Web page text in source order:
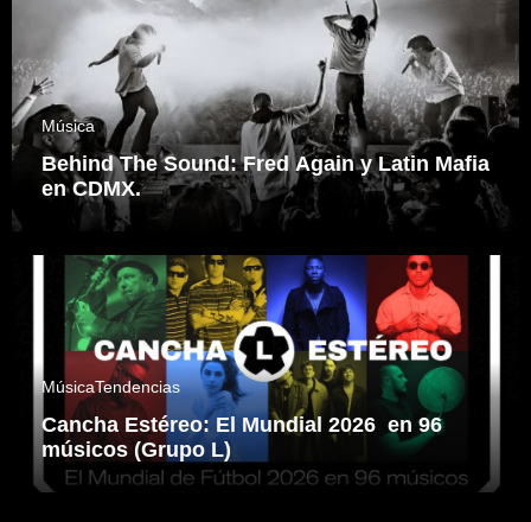
Música
Behind The Sound: Fred Again y Latin Mafia
en CDMX.
MúsicaTendencias
Cancha Estéreo: El Mundial 2026 en 96
músicos (Grupo L)